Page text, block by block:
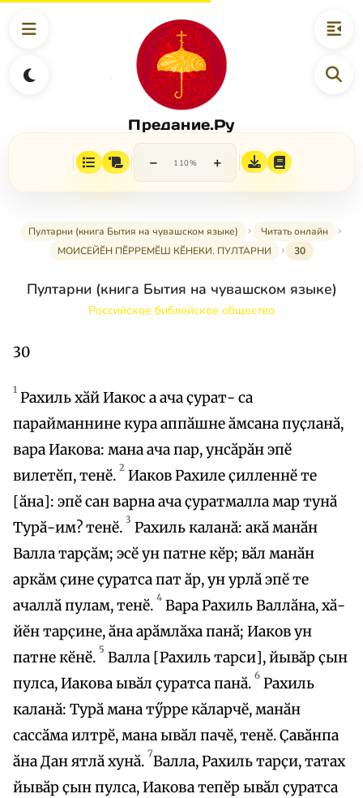
Предание.Ру
− 110% +
Пултарни (книга Бытия на чувашском языке)
Читать онлайн
МОИСЕЙӖН ПӖРРЕМӖШ КӖНЕКИ. ПУЛТАРНИ
30
Пултарни (книга Бытия на чувашском языке)
Российское библейское общество
30
1 Рахиль хӑй Иакос а ача ҫурат- са
парайманнине кура аппӑшне ӑмсана пуҫланӑ,
вара Иакова: мана ача пар, унсӑрӑн эпӗ
вилетӗп, тенӗ. 2 Иаков Рахиле ҫилленнӗ те
[ӑна]: эпӗ сан варна ача ҫуратмалла мар тунӑ
Турӑ-им? тенӗ. 3 Рахиль каланӑ: акӑ манӑн
Валла тарҫӑм; эсӗ ун патне кӗр; вӑл манӑн
аркӑм ҫине ҫуратса пат ӑр, ун урлӑ эпӗ те
ачаллӑ пулам, тенӗ. 4 Вара Рахиль Валлӑна, хӑ-
йӗн тарҫине, ӑна арӑмлӑха панӑ; Иаков ун
патне кӗнӗ. 5 Валла [Рахиль тарси], йывӑр ҫын
пулса, Иакова ывӑл ҫуратса панӑ. 6 Рахиль
каланӑ: Турӑ мана тӳрре кӑларчӗ, манӑн
сассӑма илтрӗ, мана ывӑл пачӗ, тенӗ. Ҫавӑнпа
ӑна Дан ятлӑ хунӑ. 7Валла, Рахиль тарҫи, татах
йывӑр ҫын пулса, Иакова тепӗр ывӑл ҫуратса